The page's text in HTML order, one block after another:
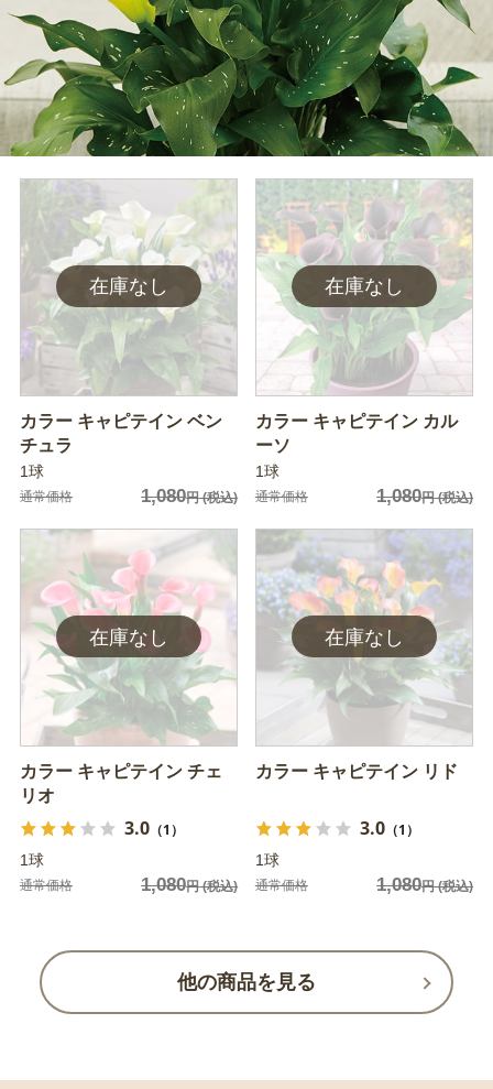
カラー キャピテイン ベン
チュラ
1球
通常価格 1,080円(税込)
カラー キャピテイン カル
ーソ
1球
通常価格 1,080円(税込)
カラー キャピテイン チェ
リオ
3.0（1）
1球
通常価格 1,080円(税込)
カラー キャピテイン リド
3.0（1）
1球
通常価格 1,080円(税込)
他の商品を見る